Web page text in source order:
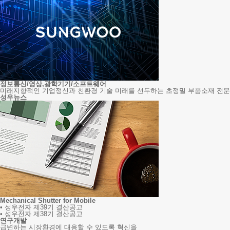
정보통신/영상,광학기기/소프트웨어
미래지향적인 기업정신과 친환경 기술 미래를 선두하는 초정밀 부품소재 전
성우뉴스
Mechanical Shutter for Mobile
• 성우전자 제39기 결산공고
• 성우전자 제38기 결산공고
연구개발
급변하는 시장환경에 대응할 수 있도록 혁신을